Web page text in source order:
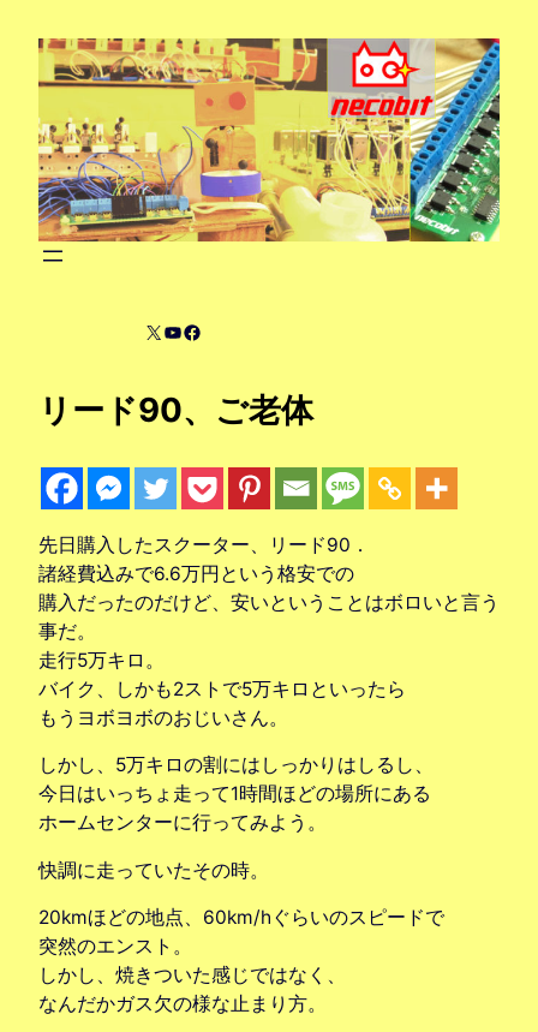
X YouTube
Facebook
リード90、ご老体
先日購入したスクーター、リード90．
諸経費込みで6.6万円という格安での
購入だったのだけど、安いということはボロいと言う
事だ。
走行5万キロ。
バイク、しかも2ストで5万キロといったら
もうヨボヨボのおじいさん。
しかし、5万キロの割にはしっかりはしるし、
今日はいっちょ走って1時間ほどの場所にある
ホームセンターに行ってみよう。
快調に走っていたその時。
20kmほどの地点、60km/hぐらいのスピードで
突然のエンスト。
しかし、焼きついた感じではなく、
なんだかガス欠の様な止まり方。